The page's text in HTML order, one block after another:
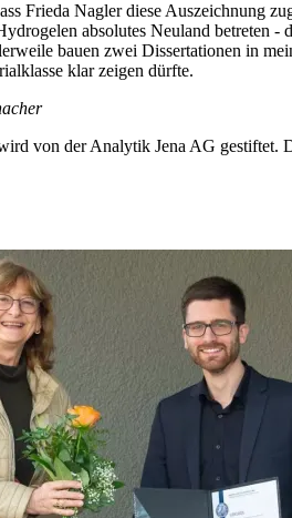
Frieda Nagler diese Auszeichnung
absolutes Neuland betreten -
bauen zwei Dissertationen in
klar zeigen dürfte.
von der Analytik Jena AG gestiftet.